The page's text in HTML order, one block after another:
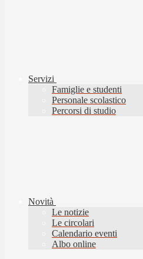
Servizi
Famiglie e studenti
Personale scolastico
Percorsi di studio
Novità
Le notizie
Le circolari
Calendario eventi
Albo online